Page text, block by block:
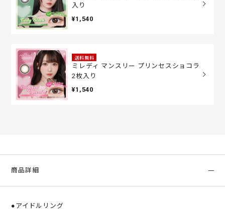
入り
¥1,540
送料無料
ミレディ マンスリー プリンセスショコラ
2枚入り
¥1,540
商品詳細
●アイドルリング